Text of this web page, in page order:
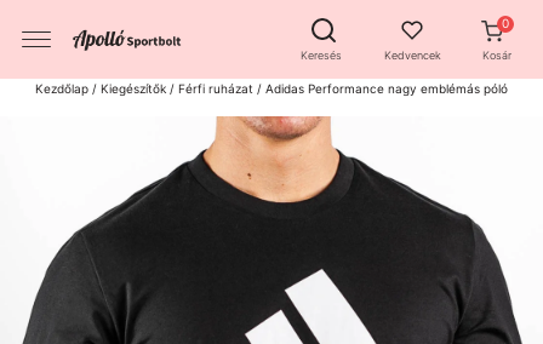
Keresés Kedvencek Kosár
Kezdőlap / Kiegészítők / Férfi ruházat / Adidas Performance nagy emblémás póló